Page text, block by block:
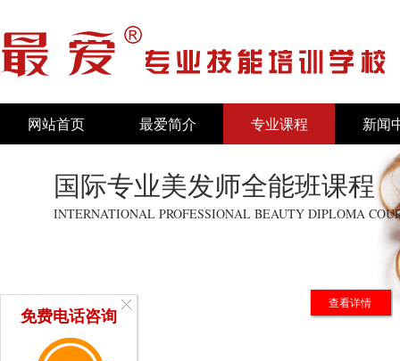
网站首页 最爱简介 专业课程 新闻
国际专业美发师全能班课程
INTERNATIONAL PROFESSIONAL BEAUTY DIPLOMA
查看详情
免费电话咨询